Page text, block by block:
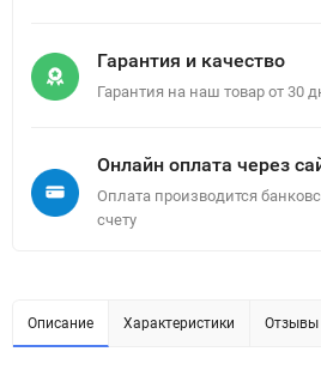
Гарантия и качество
Гарантия на наш товар от 30
Онлайн оплата через
Оплата производится
счету
Описание Характеристики Отзывы